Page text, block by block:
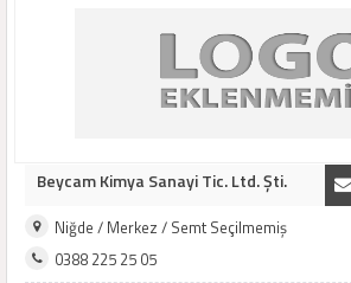
Beycam Kimya Sanayi Tic. Ltd. Şti.
Niğde / Merkez / Semt Seçilmemiş
0388 225 25 05